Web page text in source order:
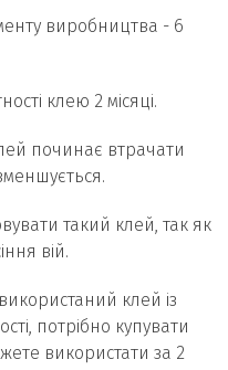
виробництва - 6
клею 2 місяці.
починає втрачати
такий клей, так як
вій.
клей із
потрібно купувати
використати за 2